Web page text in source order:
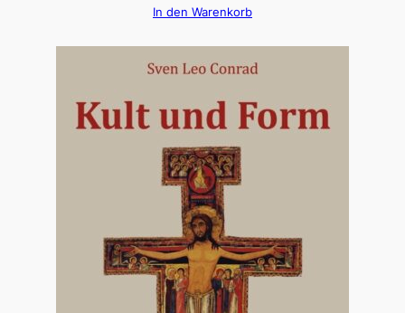
In den Warenkorb